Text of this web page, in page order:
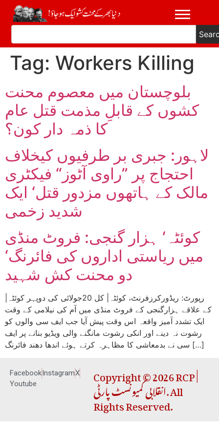
Tag: Workers Killing
بلوچستان میں معصوم محنت
کشوں کے قابلِ مذمت قتل عام
کا ذمہ دار کون؟
لاہور: جبری بر طرفیوں کیخلاف
احتجاج پر ”راوی آٹوز“ فیکٹری
مالک کے ہاتھوں مزدور قتل‘ ایک
شدید زخمی
کوئٹہ‘ ہزار گنجی: فروٹ منڈی
میں ریاستی اداروں کی فائرنگ‘
دو محنت کش شہید
کے علاقے ہزارگنجی کے فروٹ منڈی میں آم کی نیلامی کے وقت
ایک تشدد آمیز واقعہ اس وقت پیش آیا جب ایف سی والوں کو
رشوت نہ دینے اور انکی رشوت مانگنے والی ویڈیو بنانے پر ایف
سی نے بدمعاشی کا مظاہرہ کرتے ہوئے اندھا دھند فائرنگ […]
FacebookInstagramX
Youtube
Copyright © 2026 RCP |
انقلابی کمیونسٹ پارٹی. All
Rights Reserved.